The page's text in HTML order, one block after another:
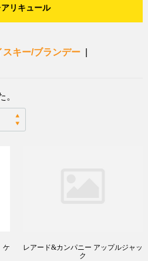
アリキュール
スキー/ブランデー
。
ケ
レアード&カンパニー アップルジャッ
ク